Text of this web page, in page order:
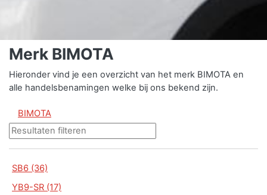
Merk BIMOTA
Hieronder vind je een overzicht van het merk BIMOTA en
alle handelsbenamingen welke bij ons bekend zijn.
BIMOTA
SB6 (36)
YB9-SR (17)